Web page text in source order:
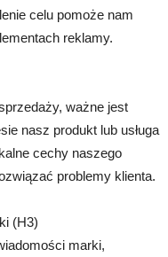
celu pomoże nam
reklamy.
ważne jest
nasz produkt lub usługa
cechy naszego
problemy klienta.
(H3)
marki,